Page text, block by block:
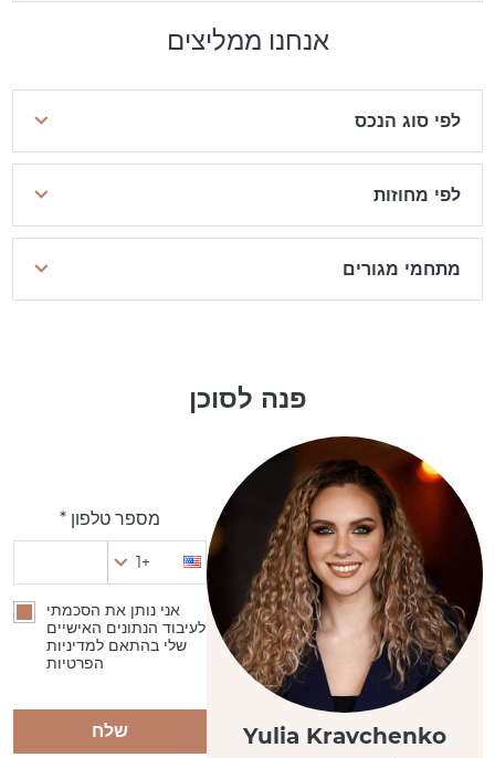
אנחנו ממליצים
לפי סוג הנכס
לפי מחוזות
מתחמי מגורים
פנה לסוכן
Yulia Kravchenko
מספר טלפון *
+1
אני נותן את הסכמתי
לעיבוד הנתונים האישיים
שלי בהתאם למדיניות
הפרטיות
שלח